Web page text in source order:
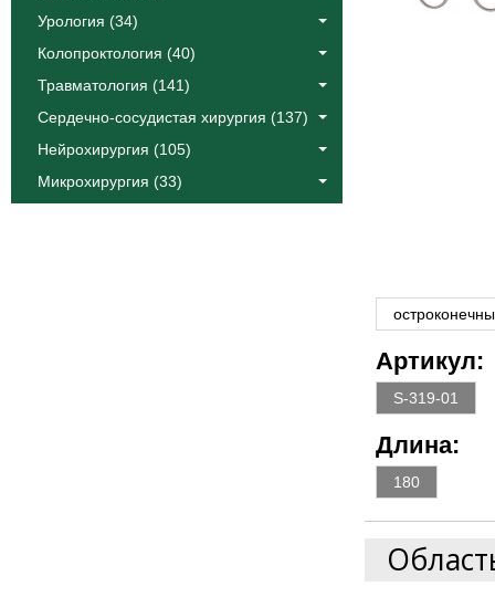
Урология (34)
Колопроктология (40)
Травматология (141)
Сердечно-сосудистая хирургия (137)
Нейрохирургия (105)
Микрохирургия (33)
Артикул:
S-319-01
Длина:
180